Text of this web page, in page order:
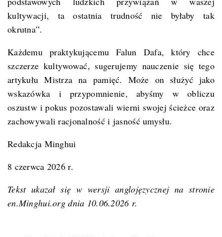
kultywacji, ta ostatnia trudność nie byłaby tak
okrutna”.
Każdemu praktykującemu Falun Dafa, który chce
szczerze kultywować, sugerujemy nauczenie się tego
artykułu Mistrza na pamięć. Może on służyć jako
wskazówka i przypomnienie, abyśmy w obliczu
oszustw i pokus pozostawali wierni swojej ścieżce oraz
zachowywali racjonalność i jasność umysłu.
Redakcja Minghui
8 czerwca 2026 r.
Tekst ukazał się w wersji anglojęzycznej na stronie
en.Minghui.org dnia 10.06.2026 r.